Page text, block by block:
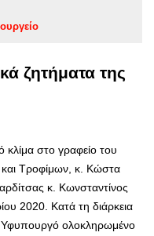
ζητήματα της
κλίμα στο γραφείο του
Τροφίμων, κ. Κώστα
κ. Κωνσταντίνος
2020. Κατά τη διάρκεια
ολοκληρωμένο